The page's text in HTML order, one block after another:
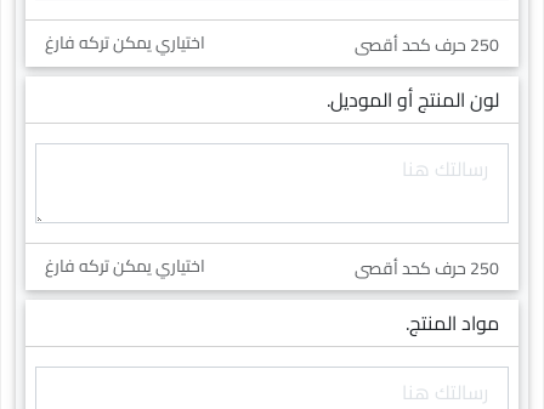
250 حرف كحد أقصى اختياري يمكن تركه فارغ
لون المنتج أو الموديل.
250 حرف كحد أقصى اختياري يمكن تركه فارغ
مواد المنتج.